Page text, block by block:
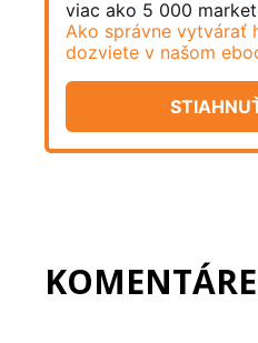
viac ako 5 000
Ako správne vytvárať
dozviete v našom
KOMENTÁRE